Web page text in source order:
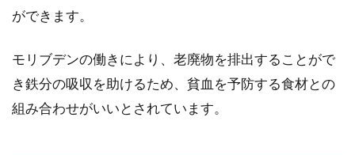
たくさんの魚や肉が手に入ったり、使いきれず
か？保存...
ができます。
モリブデンの働きにより、老廃物を排出することがで
き鉄分の吸収を助けるため、貧血を予防する食材との
組み合わせがいいとされています。